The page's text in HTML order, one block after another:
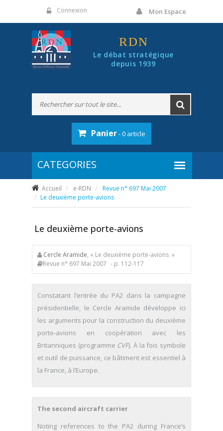
Connexion Mon Espace
RDN
Le débat stratégique
depuis 1939
Panier- 0 article
Accueil e-RDN
Revue n° 697 Mai 2007
Le deuxième porte-avions
Le deuxième porte-avions
Cercle Aramide, « Le deuxième porte-avions »
Revue n° 697 Mai 2007 - p. 112-117
Constatant l’entrée du PA2 dans la campagne
présidentielle, le Cercle Aramide développe ici
les arguments pour la construction du deuxième
porte-avions en coopération avec les
Britanniques (programme CVF). À la fois symbole
et outil de puissance, ce bâtiment est essentiel à
la France, à l’Europe.
The second aircraft carrier
Noting references to the PA2 during France’s